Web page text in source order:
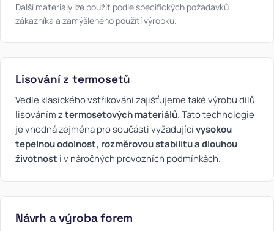
Další materiály lze použít podle specifických požadavků
zákazníka a zamýšleného použití výrobku.
Lisování z termosetů
Vedle klasického vstřikování zajišťujeme také výrobu dílů
lisováním ztermosetových materiálů. Tato technologie
je vhodná zejména pro součásti vyžadujícívysokou
tepelnou odolnost, rozměrovou stabilitu a dlouhou
životnost i v náročných provozních podmínkách.
Návrh a výroba forem